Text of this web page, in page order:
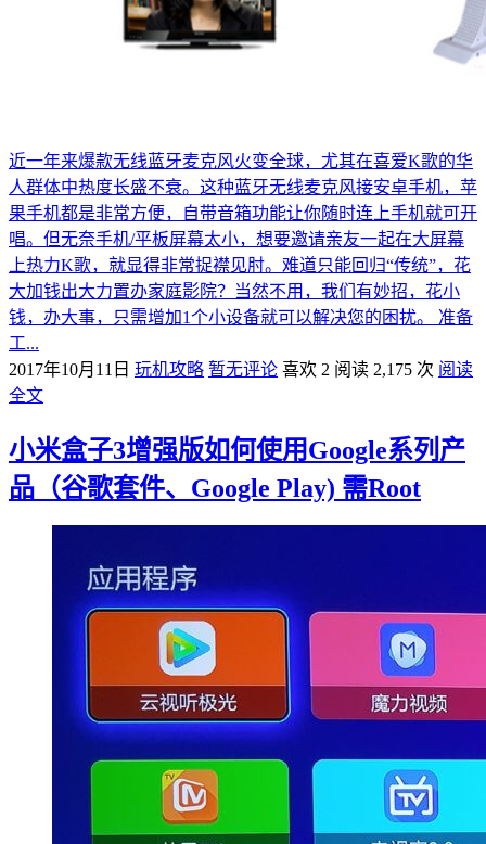
近一年来爆款无线蓝牙麦克风火变全球，尤其在喜爱K歌的华
人群体中热度长盛不衰。这种蓝牙无线麦克风接安卓手机，苹
果手机都是非常方便，自带音箱功能让你随时连上手机就可开
唱。但无奈手机/平板屏幕太小，想要邀请亲友一起在大屏幕
上热力K歌，就显得非常捉襟见肘。难道只能回归“传统”，花
大加钱出大力置办家庭影院？当然不用，我们有妙招，花小
钱，办大事，只需增加1个小设备就可以解决您的困扰。 准备
工...
2017年10月11日 玩机攻略 暂无评论 喜欢 2 阅读 2,175 次 阅读
全文
小米盒子3增强版如何使用Google系列产
品（谷歌套件、Google Play) 需Root